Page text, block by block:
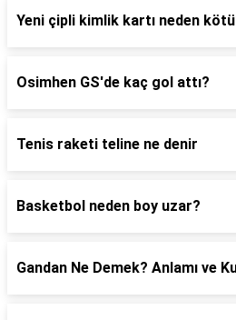
Yeni çipli kimlik kartı neden
Osimhen GS'de kaç gol attı?
Tenis raketi teline ne denir
Basketbol neden boy uzar?
Gandan Ne Demek? Anlamı ve